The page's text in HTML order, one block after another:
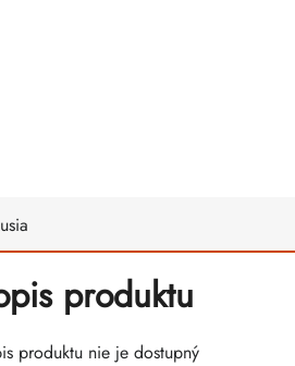
produktu
produktu nie je dostupný